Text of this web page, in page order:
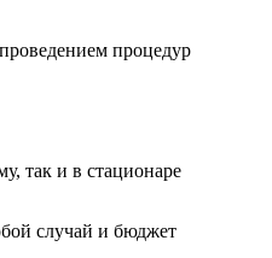
процедур
так и в стационаре
случай и бюджет